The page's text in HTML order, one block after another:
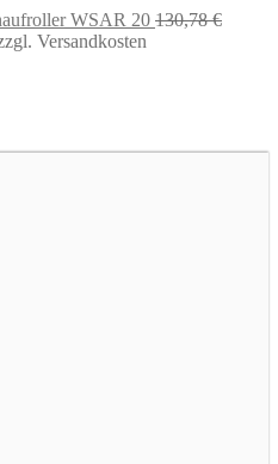
WSAR 20 130,78€
Versandkosten